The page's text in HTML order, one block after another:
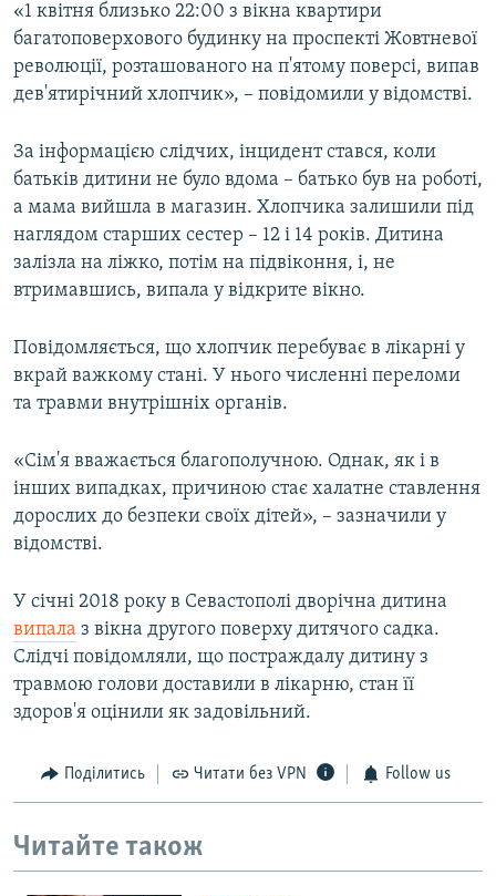
«1 квітня близько 22:00 з вікна квартири
багатоповерхового будинку на проспекті Жовтневої
революції, розташованого на п'ятому поверсі, випав
дев'ятирічний хлопчик», – повідомили у відомстві.
За інформацією слідчих, інцидент стався, коли
батьків дитини не було вдома – батько був на роботі,
а мама вийшла в магазин. Хлопчика залишили під
наглядом старших сестер – 12 і 14 років. Дитина
залізла на ліжко, потім на підвіконня, і, не
втримавшись, випала у відкрите вікно.
Повідомляється, що хлопчик перебуває в лікарні у
вкрай важкому стані. У нього численні переломи
та травми внутрішніх органів.
«Сім'я вважається благополучною. Однак, як і в
інших випадках, причиною стає халатне ставлення
дорослих до безпеки своїх дітей», – зазначили у
відомстві.
У січні 2018 року в Севастополі дворічна дитина
випала з вікна другого поверху дитячого садка.
Слідчі повідомляли, що постраждалу дитину з
травмою голови доставили в лікарню, стан її
здоров'я оцінили як задовільний.
Поділитись Читати без VPN Follow us
Читайте також